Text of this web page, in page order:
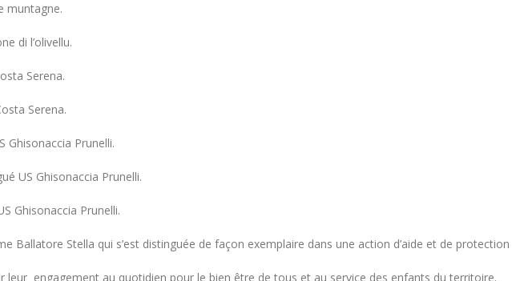
muntagne.
di l’olivellu.
Serena.
Serena.
Ghisonaccia Prunelli.
US Ghisonaccia Prunelli.
Ghisonaccia Prunelli.
Ballatore Stella qui s’est distinguée de façon exemplaire dans une action d’aide et de protection
leur engagement au quotidien pour le bien être de tous et au service des enfants du territoire.